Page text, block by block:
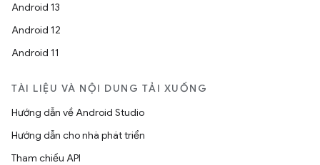
Android 13
Android 12
Android 11
TÀI LIỆU VÀ NỘI DUNG TẢI XUỐNG
Hướng dẫn về Android Studio
Hướng dẫn cho nhà phát triển
Tham chiếu API